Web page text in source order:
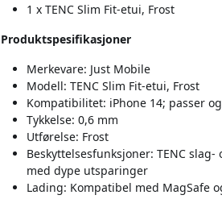
1 x TENC Slim Fit-etui, Frost
Produktspesifikasjoner
Merkevare: Just Mobile
Modell: TENC Slim Fit-etui, Frost
Kompatibilitet: iPhone 14; passer
Tykkelse: 0,6 mm
Utførelse: Frost
Beskyttelsesfunksjoner: TENC
med dype utsparinger
Lading: Kompatibel med MagSafe